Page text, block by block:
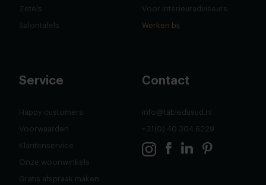
Zetels
Salontafels
Voor interieuradviseurs
Werken bij
Service
Happy customers
Voorwaarden
Klantenservice
Onze woonwinkels
Gratis afspraak maken
Contact
info@tabledusud.nl
+31(0) 40 304 6229